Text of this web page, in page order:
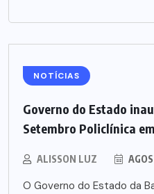
NOTÍCIAS
Governo do Estado
Setembro Policlínica
ALISSON LUZ
O Governo do Estado da